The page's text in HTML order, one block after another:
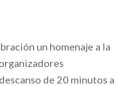
un homenaje a la
de 20 minutos a